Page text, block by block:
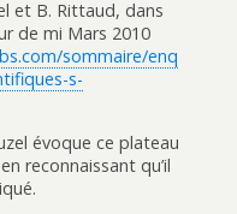
et B. Rittaud, dans
de mi Mars 2010
sommaire/enq
s-
évoque ce plateau
reconnaissant qu’il